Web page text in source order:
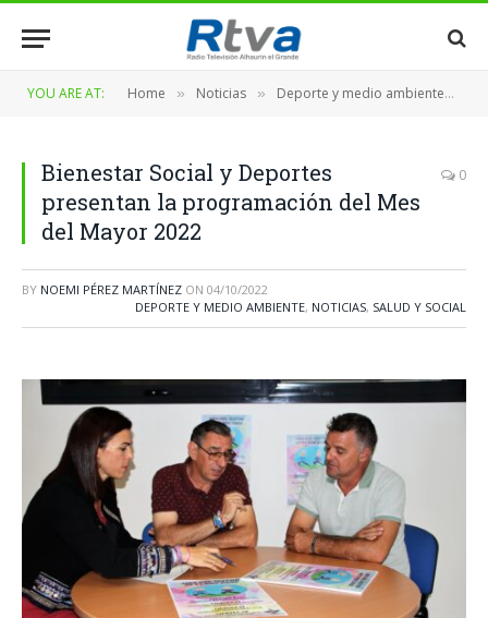
YOU ARE AT: Home » Noticias » Deporte y medio ambiente
Bienestar Social y Deportes
presentan la programación del Mes
del Mayor 2022
0
BY NOEMI PÉREZ MARTÍNEZ ON 04/10/2022
DEPORTE Y MEDIO AMBIENTE, NOTICIAS, SALUD Y SOCIAL